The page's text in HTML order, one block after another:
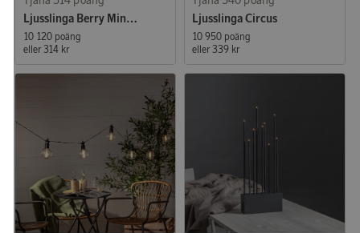
Ljusslinga Berry Mini 700 LED
10 120 poäng
eller 314 kr
Ljusslinga Circus
10 950 poäng
eller 339 kr